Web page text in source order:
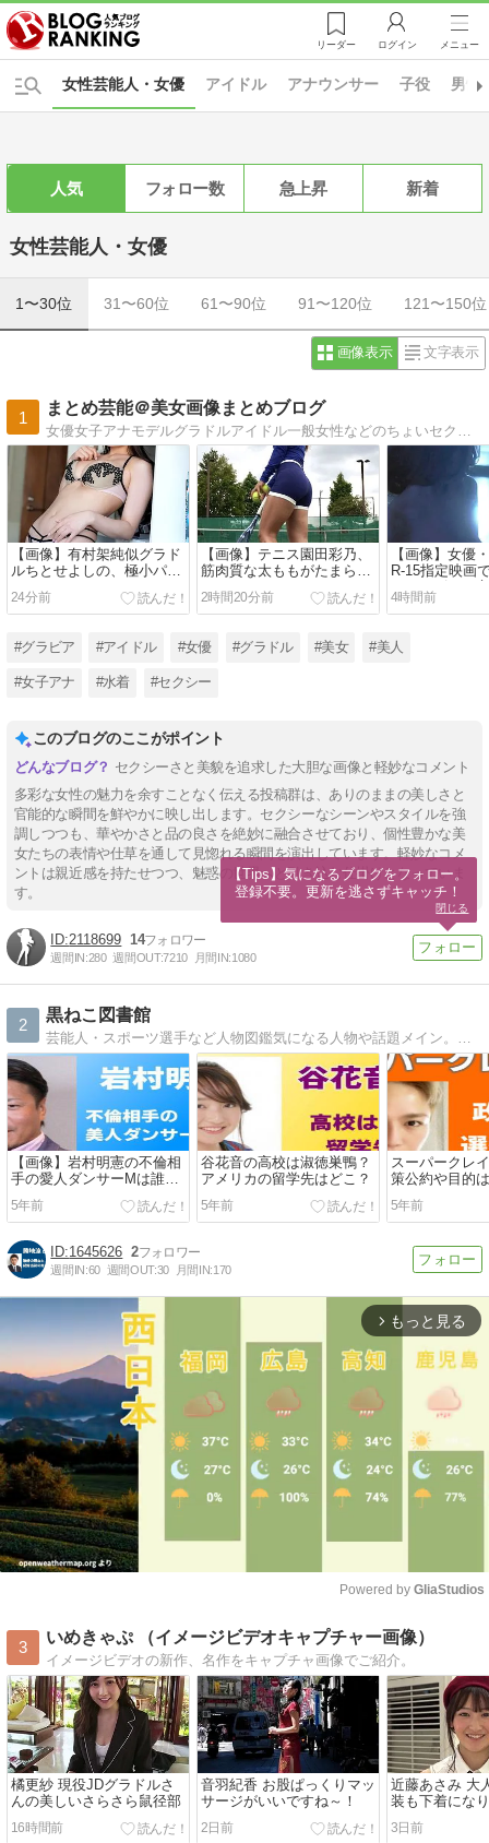
リーダー ログイン メニュー
アイドル アナウンサー
女性芸能人・女優 子役 男性
人気 フォロー数 急上昇 新着
女性芸能人・女優
1〜30位 31〜60位 61〜90位 91〜120位 121〜150位
画像表示 文字表示
1
まとめ芸能＠美女画像まとめブログ
【画像】有村架純似グラド
ルちとせよしの、極小パン
ティがHすぎる
24分前
【画像】テニス園田彩乃、
筋肉質な太ももがたまらな
2時間20分前
【画像】女優
R-15指定映画
しかもピンと
4時間前
#グラビア #アイドル #女優 #グラドル #美女 #美人
#女子アナ #水着 #セクシー
このブログのここがポイント
セクシーさと美貌を追求した大胆な画像と軽妙なコメント
多彩な女性の魅力を余すことなく伝える投稿群は、ありのままの美しさと
官能的な瞬間を鮮やかに映し出します。セクシーなシーンやスタイルを強
調しつつも、華やかさと品の良さを絶妙に融合させており、個性豊かな美
女たちの表情や仕草を通して見惚れる瞬間を演出しています。軽妙なコメ
ントは親近感を持たせつつ、魅惑の世界へと引き込む仕掛けとなっていま
す。
2118699 14
週間IN:280 週間OUT:7210 月間IN:1080
2
黒ねこ図書館
芸能人・スポーツ選手など人物図鑑気になる人物や話題メイン。これを知ればあなたは通。
【画像】岩村明憲の不倫相
手の愛人ダンサーMは誰？
養育費ホントに払えない
の？
5年前
谷花音の高校は淑徳巣鴨？
アメリカの留学先はどこ？
5年前
スーパークレ
策公約や目的
選と都知事選
5年前
1645626 2
週間IN:60 週間OUT:30 月間IN:170
arrow_forward_ios もっと見る
Mute
Powered by GliaStudios
3
いめきゃぷ （イメージビデオキャプチャー画像）
イメージビデオの新作、名作をキャプチャ画像でご紹介。
橘更紗 現役JDグラドルさ
んの美しいさらさら鼠径部
16時間前
音羽紀香 お股ぱっくりマッ
サージがいいですね～！
2日前
近藤あさみ 大
装も下着にな
くなるのでい
～！
3日前
【Tips】気になるブログをフォロー。
登録不要。更新を逃さずキャッチ！
閉じる